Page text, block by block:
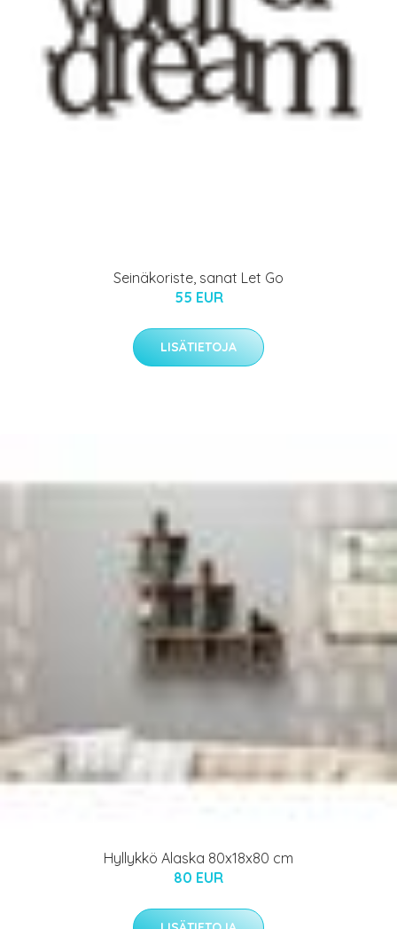
Seinäkoriste, sanat Let Go
55 EUR
LISÄTIETOJA
Hyllykkö Alaska 80x18x80 cm
80 EUR